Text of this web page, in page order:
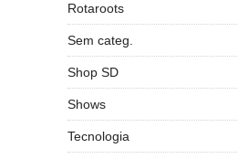
Rotaroots
Sem categ.
Shop SD
Shows
Tecnologia